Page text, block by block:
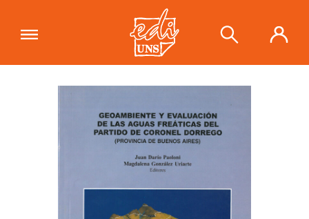
Coronel Dorrego (provincia de
Buenos Aires)"se ha añadido a tu
carrito.
Ver carrito